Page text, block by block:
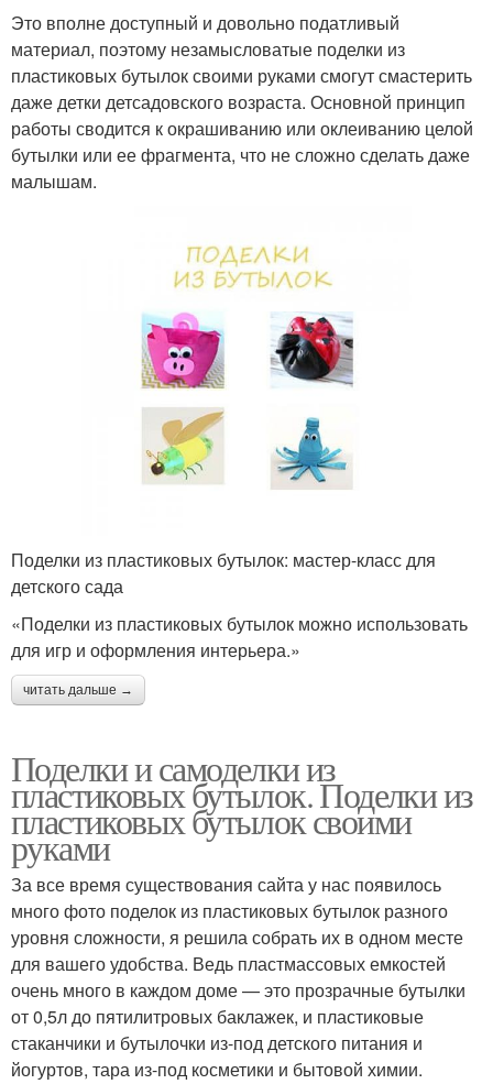
Это вполне доступный и довольно податливый
материал, поэтому незамысловатые поделки из
пластиковых бутылок своими руками смогут смастерить
даже детки детсадовского возраста. Основной принцип
работы сводится к окрашиванию или оклеиванию целой
бутылки или ее фрагмента, что не сложно сделать даже
малышам.
Поделки из пластиковых бутылок: мастер-класс для
детского сада
«Поделки из пластиковых бутылок можно использовать
для игр и оформления интерьера.»
читать дальше →
Поделки и самоделки из
пластиковых бутылок. Поделки из
пластиковых бутылок своими
руками
За все время существования сайта у нас появилось
много фото поделок из пластиковых бутылок разного
уровня сложности, я решила собрать их в одном месте
для вашего удобства. Ведь пластмассовых емкостей
очень много в каждом доме — это прозрачные бутылки
от 0,5л до пятилитровых баклажек, и пластиковые
стаканчики и бутылочки из-под детского питания и
йогуртов, тара из-под косметики и бытовой химии.